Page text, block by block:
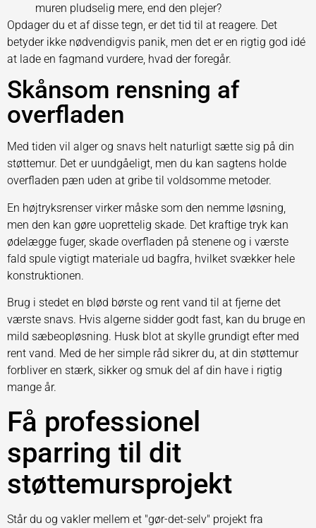
muren pludselig mere, end den plejer?
Opdager du et af disse tegn, er det tid til at reagere. Det
betyder ikke nødvendigvis panik, men det er en rigtig god idé
at lade en fagmand vurdere, hvad der foregår.
Skånsom rensning af
overfladen
Med tiden vil alger og snavs helt naturligt sætte sig på din
støttemur. Det er uundgåeligt, men du kan sagtens holde
overfladen pæn uden at gribe til voldsomme metoder.
En højtryksrenser virker måske som den nemme løsning,
men den kan gøre uoprettelig skade. Det kraftige tryk kan
ødelægge fuger, skade overfladen på stenene og i værste
fald spule vigtigt materiale ud bagfra, hvilket svækker hele
konstruktionen.
Brug i stedet en blød børste og rent vand til at fjerne det
værste snavs. Hvis algerne sidder godt fast, kan du bruge en
mild sæbeopløsning. Husk blot at skylle grundigt efter med
rent vand. Med de her simple råd sikrer du, at din støttemur
forbliver en stærk, sikker og smuk del af din have i rigtig
mange år.
Få professionel
sparring til dit
støttemursprojekt
Står du og vakler mellem et "gør-det-selv" projekt fra